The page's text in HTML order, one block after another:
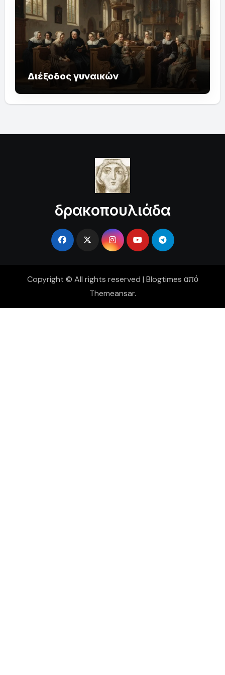
Διέξοδος γυναικών
δρακοπουλιάδα
Copyright © All rights reserved | Blogtimes από
Themeansar.